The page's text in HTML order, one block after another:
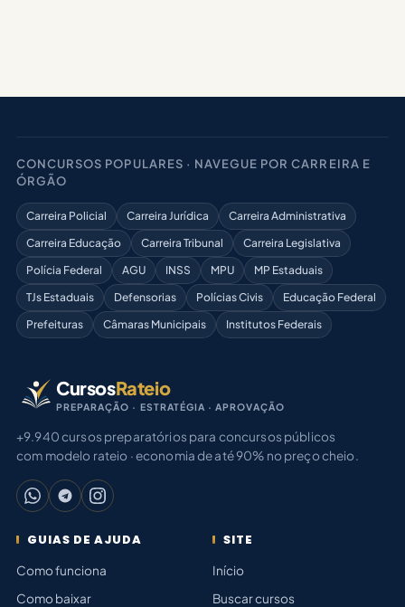
CONCURSOS POPULARES · NAVEGUE POR CARREIRA E
ÓRGÃO
Carreira Policial Carreira Jurídica
Carreira Administrativa
Carreira Educação
Carreira Tribunal
Carreira Legislativa
Polícia Federal
AGU INSS MPU
MP Estaduais
TJs Estaduais
Defensorias Polícias Civis
Educação Federal
Prefeituras
Câmaras Municipais Institutos Federais
CursosRateio
PREPARAÇÃO · ESTRATÉGIA · APROVAÇÃO
+9.940 cursos preparatórios para concursos públicos
com modelo rateio · economia de até 90% no preço cheio.
GUIAS DE AJUDA
Como funciona
Como baixar
SITE
Início
Buscar cursos